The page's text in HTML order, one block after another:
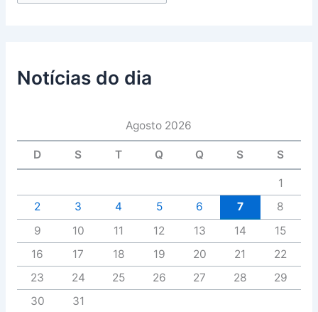
Notícias do dia
Agosto 2026
D S T Q Q S S
1
2
3 4 5 6 7
8
9
10 11 12 13 14
15
16
17 18 19 20 21
22
23
24 25 26 27 28
29
30
31